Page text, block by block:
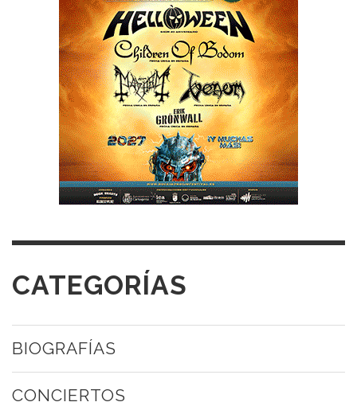
CATEGORÍAS
BIOGRAFÍAS
CONCIERTOS